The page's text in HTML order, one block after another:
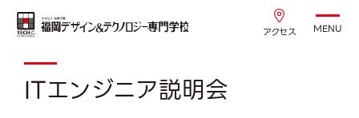
アクセス MENU
ITエンジニア説明会